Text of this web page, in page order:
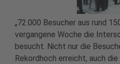
„72.000 Besucher aus rund
vergangene Woche die
besucht. Nicht nur die
Rekordhoch erreicht, auch